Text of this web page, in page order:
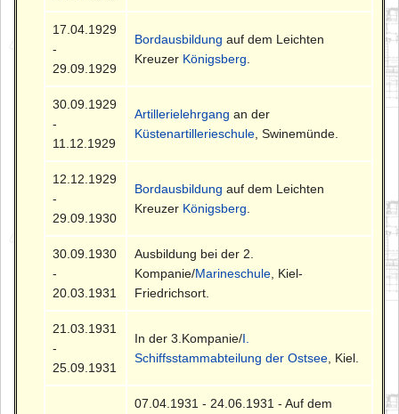
17.04.1929
-
29.09.1929
Bordausbildung auf dem Leichten
Kreuzer Königsberg
30.09.1929
-
11.12.1929
Artillerielehrgang an der
Küstenartillerieschule , Swinemünde.
12.12.1929
-
29.09.1930
Bordausbildung auf dem Leichten
Kreuzer Königsberg
30.09.1930
-
20.03.1931
Ausbildung bei der 2.
Kompanie/Marineschule , Kiel-
Friedrichsort.
21.03.1931
-
25.09.1931
In der 3.Kompanie/I.
Schiffsstammabteilung der Ostsee , Kiel.
07.04.1931 - 24.06.1931 - Auf dem